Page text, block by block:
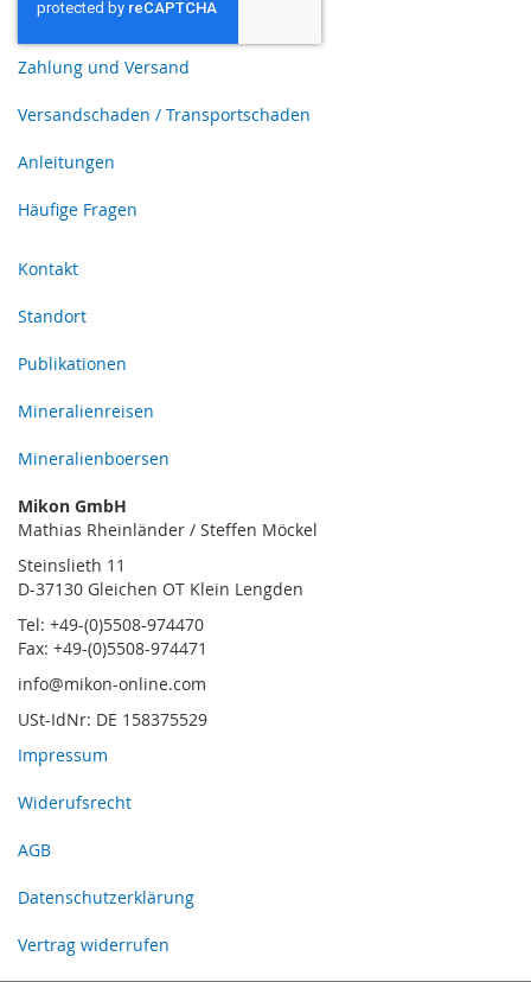
Zahlung und Versand
Versandschaden / Transportschaden
Anleitungen
Häufige Fragen
Kontakt
Standort
Publikationen
Mineralienreisen
Mineralienboersen
Mikon GmbH
Mathias Rheinländer / Steffen Möckel
Steinslieth 11
D-37130 Gleichen OT Klein Lengden
Tel: +49-(0)5508-974470
Fax: +49-(0)5508-974471
info@mikon-online.com
USt-IdNr: DE 158375529
Impressum
Widerufsrecht
AGB
Datenschutzerklärung
Vertrag widerrufen